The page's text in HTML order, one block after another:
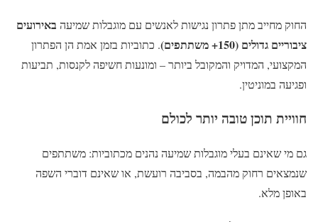
החוק מחייב מתן פתרון נגישות לאנשים עם מוגבלות שמיעה באירועים
ציבוריים גדולים (150+ משתתפים)
. כתוביות בזמן אמת הן הפתרון
המקצועי, המדויק והמקובל ביותר – ומונעות חשיפה לקנסות, תביעות
ופגיעה במוניטין.
חוויית תוכן טובה יותר לכולם
גם מי שאינם בעלי מוגבלות שמיעה נהנים מכתוביות: משתתפים
שנמצאים רחוק מהבמה, בסביבה רועשת, או שאינם דוברי השפה
באופן מלא.